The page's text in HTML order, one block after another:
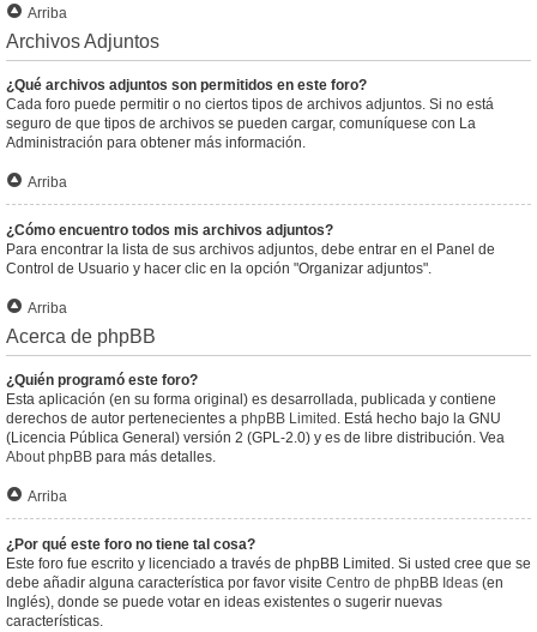
Arriba
Archivos Adjuntos
¿Qué archivos adjuntos son permitidos en este foro?
Cada foro puede permitir o no ciertos tipos de archivos adjuntos. Si no está
seguro de que tipos de archivos se pueden cargar, comuníquese con La
Administración para obtener más información.
Arriba
¿Cómo encuentro todos mis archivos adjuntos?
Para encontrar la lista de sus archivos adjuntos, debe entrar en el Panel de
Control de Usuario y hacer clic en la opción "Organizar adjuntos".
Arriba
Acerca de phpBB
¿Quién programó este foro?
Esta aplicación (en su forma original) es desarrollada, publicada y contiene
derechos de autor pertenecientes a phpBB Limited . Está hecho bajo la GNU
(Licencia Pública General) versión 2 (GPL-2.0) y es de libre distribución. Vea
About phpBB para más detalles.
Arriba
¿Por qué este foro no tiene tal cosa?
Este foro fue escrito y licenciado a través de phpBB Limited. Si usted cree que se
debe añadir alguna característica por favor visite Centro de phpBB Ideas (en
Inglés), donde se puede votar en ideas existentes o sugerir nuevas
características.